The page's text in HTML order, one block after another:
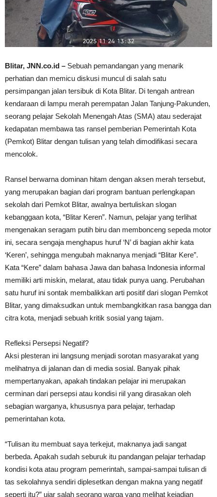
Blitar, JNN.co.id – Sebuah pemandangan yang menarik
perhatian dan memicu diskusi muncul di salah satu
persimpangan jalan tersibuk di Kota Blitar. Di tengah antrean
kendaraan di lampu merah perempatan Jalan Tanjung-Pakunden,
seorang pelajar Sekolah Menengah Atas (SMA) atau sederajat
kedapatan membawa tas ransel pemberian Pemerintah Kota
(Pemkot) Blitar dengan tulisan yang telah dimodifikasi secara
mencolok.
Ransel berwarna dominan hitam dengan aksen merah tersebut,
yang merupakan bagian dari program bantuan perlengkapan
sekolah dari Pemkot Blitar, awalnya bertuliskan slogan
kebanggaan kota, “Blitar Keren”. Namun, pelajar yang terlihat
mengenakan seragam putih biru dan membonceng sepeda motor
ini, secara sengaja menghapus huruf ‘N’ di bagian akhir kata
‘Keren’, sehingga mengubah maknanya menjadi “Blitar Kere”.
Kata “Kere” dalam bahasa Jawa dan bahasa Indonesia informal
memiliki arti miskin, melarat, atau tidak punya uang. Perubahan
satu huruf ini sontak membalikkan arti positif dari slogan Pemkot
Blitar, yang dimaksudkan untuk membangkitkan rasa bangga dan
citra kota, menjadi sebuah kritik sosial yang tajam.
Refleksi Persepsi Negatif?
Aksi plesteran ini langsung menjadi sorotan masyarakat yang
melihatnya di jalanan dan di media sosial. Banyak pihak
mempertanyakan, apakah tindakan pelajar ini merupakan
cerminan dari persepsi atau kondisi riil yang dirasakan oleh
sebagian warganya, khususnya para pelajar, terhadap
pemerintahan kota.
“Tulisan itu membuat saya terkejut, maknanya jadi sangat
berbeda. Apakah sudah seburuk itu pandangan pelajar terhadap
kondisi kota atau program pemerintah, sampai-sampai tulisan di
tas sekolahnya sendiri diplesetkan dengan makna yang negatif
seperti itu?” ujar salah seorang warga yang melihat kejadian